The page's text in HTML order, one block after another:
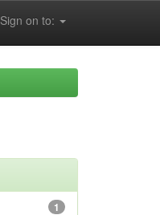
Sign on to:
1